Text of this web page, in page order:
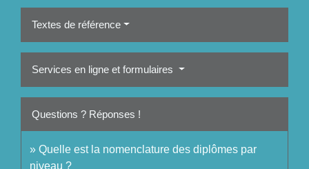
Textes de référence
Services en ligne et formulaires
Questions ? Réponses !
Quelle est la nomenclature des diplômes par
niveau ?